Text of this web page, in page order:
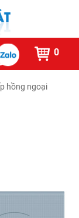
0
hồng ngoại